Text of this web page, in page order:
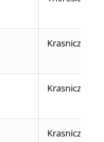
Krasniczyn
Krasniczyn
Krasniczyn